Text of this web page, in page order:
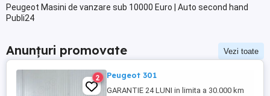
Peugeot Masini de vanzare sub 10000 Euro | Auto second hand
Publi24
Anunțuri promovate Vezi toate
2 Peugeot 301
GARANTIE 24 LUNI in limita a 30.000 km